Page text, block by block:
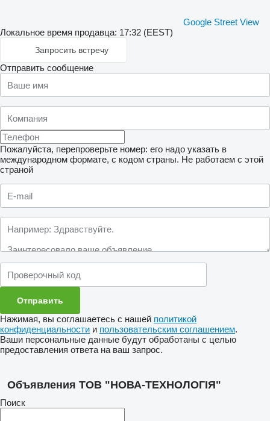
Google Street View
Локальное время продавца: 17:32 (EEST)
Запросить встречу
Отправить сообщение
Пожалуйста, перепроверьте номер: его надо указать в
международном формате, с кодом страны. Не работаем с этой
страной
Нажимая, вы соглашаетесь с нашей политикой
конфиденциальности и пользовательским соглашением.
Ваши персональные данные будут обработаны с целью
предоставления ответа на ваш запрос.
Объявления ТОВ "НОВА-ТЕХНОЛОГІЯ"
Поиск